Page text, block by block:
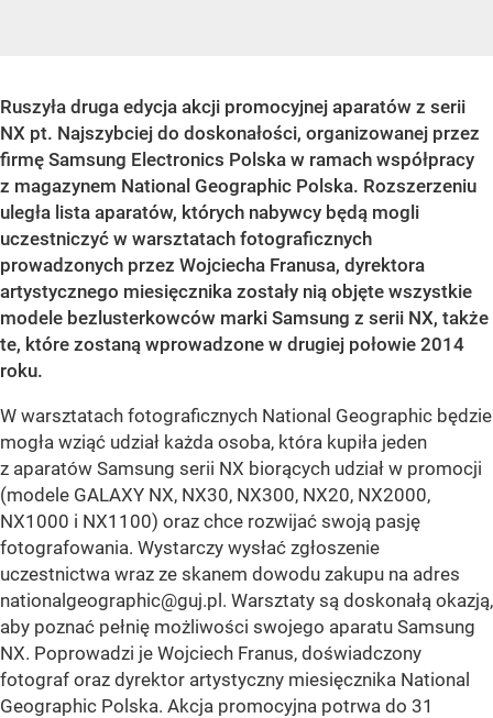
Ruszyła druga edycja akcji promocyjnej aparatów z serii
NX pt. Najszybciej do doskonałości, organizowanej przez
firmę Samsung Electronics Polska w ramach współpracy
z magazynem National Geographic Polska. Rozszerzeniu
uległa lista aparatów, których nabywcy będą mogli
uczestniczyć w warsztatach fotograficznych
prowadzonych przez Wojciecha Franusa, dyrektora
artystycznego miesięcznika zostały nią objęte wszystkie
modele bezlusterkowców marki Samsung z serii NX, także
te, które zostaną wprowadzone w drugiej połowie 2014
roku.
W warsztatach fotograficznych National Geographic będzie
mogła wziąć udział każda osoba, która kupiła jeden
z aparatów Samsung serii NX biorących udział w promocji
(modele GALAXY NX, NX30, NX300, NX20, NX2000,
NX1000 i NX1100) oraz chce rozwijać swoją pasję
fotografowania. Wystarczy wysłać zgłoszenie
uczestnictwa wraz ze skanem dowodu zakupu na adres
nationalgeographic@guj.pl. Warsztaty są doskonałą okazją,
aby poznać pełnię możliwości swojego aparatu Samsung
NX. Poprowadzi je Wojciech Franus, doświadczony
fotograf oraz dyrektor artystyczny miesięcznika National
Geographic Polska. Akcja promocyjna potrwa do 31